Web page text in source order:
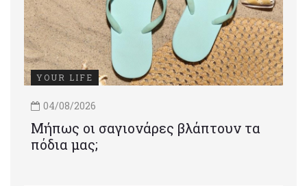
YOUR LIFE
04/08/2026
Μήπως οι σαγιονάρες βλάπτουν τα
πόδια μας;